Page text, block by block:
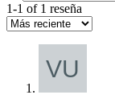
1-1 of 1 reseña